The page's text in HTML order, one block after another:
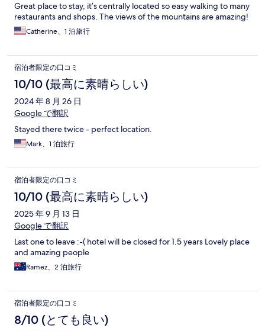
Great place to stay, it’s centrally located so easy walking to many
restaurants and shops. The views of the mountains are amazing!
Catherine、1 泊旅行
宿泊者限定の口コミ
10/10 (最高に素晴らしい)
2024 年 8 月 26 日
Google で翻訳
Stayed there twice - perfect location.
Mark、1 泊旅行
宿泊者限定の口コミ
10/10 (最高に素晴らしい)
2025 年 9 月 13 日
Google で翻訳
Last one to leave :-( hotel will be closed for 1.5 years Lovely place
and amazing people
Ramez、2 泊旅行
宿泊者限定の口コミ
8/10 (とても良い)